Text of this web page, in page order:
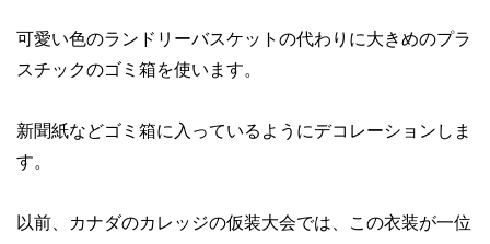
可愛い色のランドリーバスケットの代わりに大きめのプラ
スチックのゴミ箱を使います。
新聞紙などゴミ箱に入っているようにデコレーションしま
す。
以前、カナダのカレッジの仮装大会では、この衣装が一位